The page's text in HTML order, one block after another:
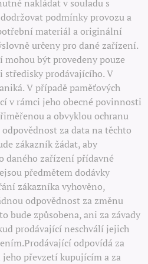
nakládat v souladu s
podmínky provozu a
materiál a originální
určeny pro dané zařízení.
mohou být provedeny pouze
prodávajícího. V
V případě paměťových
v rámci jeho obecné povinnosti
a obvyklou ochranu
za data na těchto
zákazník žádat, aby
daného zařízení přídavné
předmětem dodávky
zákazníka vyhověno,
odpovědnost za změnu
bude způsobena, ani za závady
prodávající neschválí jejich
odpovídá za
převzetí kupujícím a za